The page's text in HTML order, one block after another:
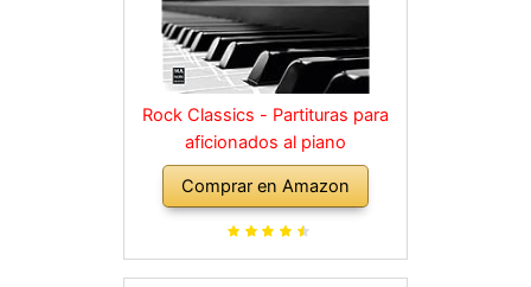
Rock Classics - Partituras para
aficionados al piano
Comprar en Amazon